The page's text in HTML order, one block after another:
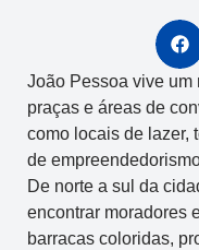
João Pessoa vive um
praças e áreas de
como locais de lazer,
de
De norte a sul da
encontrar moradores
barracas coloridas,